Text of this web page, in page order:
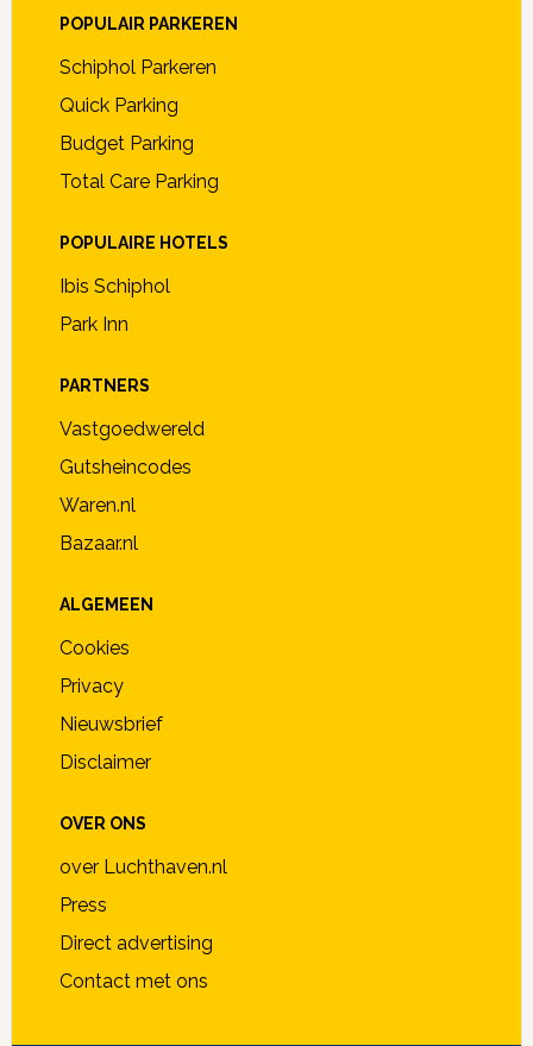
POPULAIR PARKEREN
Schiphol Parkeren
Quick Parking
Budget Parking
Total Care Parking
POPULAIRE HOTELS
Ibis Schiphol
Park Inn
PARTNERS
Vastgoedwereld
Gutsheincodes
Waren.nl
Bazaar.nl
ALGEMEEN
Cookies
Privacy
Nieuwsbrief
Disclaimer
OVER ONS
over Luchthaven.nl
Press
Direct advertising
Contact met ons